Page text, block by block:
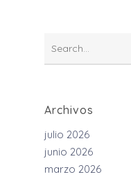
Archivos
julio 2026
junio 2026
marzo 2026